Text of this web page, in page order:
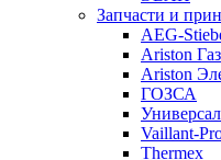
Запчасти и
AEG-
Ariston Газ
Ariston
ГОЗСА
Vaillant-
Thermex